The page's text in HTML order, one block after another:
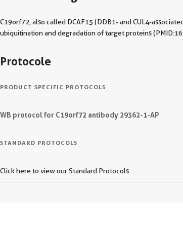
C19orf72, also called DCAF15 (DDB1- and CUL4-
ubiquitination and degradation of target proteins
Protocole
PRODUCT SPECIFIC PROTOCOLS
WB protocol for C19orf72 antibody 29362-1-AP
STANDARD PROTOCOLS
Click here to view our Standard Protocols